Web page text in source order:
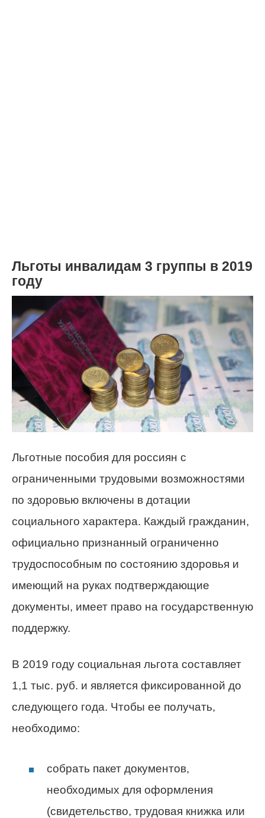
Льготы инвалидам 3 группы в 2019
году
Льготные пособия для россиян с
ограниченными трудовыми возможностями
по здоровью включены в дотации
социального характера. Каждый гражданин,
официально признанный ограниченно
трудоспособным по состоянию здоровья и
имеющий на руках подтверждающие
документы, имеет право на государственную
поддержку.
В 2019 году социальная льгота составляет
1,1 тыс. руб. и является фиксированной до
следующего года. Чтобы ее получать,
необходимо:
собрать пакет документов,
необходимых для оформления
(свидетельство, трудовая книжка или